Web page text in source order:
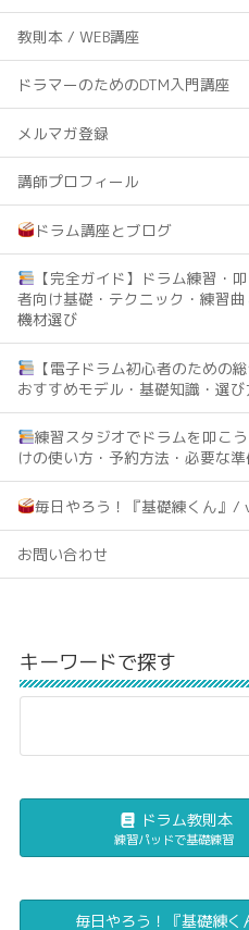
教則本 / WEB講座
ドラマーのためのDTM入門講座
メルマガ登録
講師プロフィール
ドラム講座とブログ
【完全ガイド】ドラム練習・
者向け基礎・テクニック・練習曲
機材選び
【電子ドラム初心者のための総
おすすめモデル・基礎知識・選
練習スタジオでドラムを叩こ
けの使い方・予約方法・必要な
毎日やろう！『基礎練くん』/
お問い合わせ
キーワードで探す
ドラム教則本
練習パッドで基礎練習
毎日やろう！『基礎練く